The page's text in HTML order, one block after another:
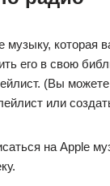
которая
его в свою
(Вы
или
на Apple